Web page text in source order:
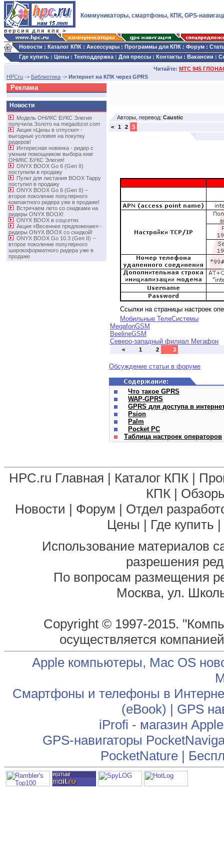
версия для кпк >
Коммуникаторы, смартфоны, КПК, GPS-
Новости : Каталог КПК : Аксессуары : Программы для КПК : Форум :
Где купить : Цены : Техподдержка : Для прессы : Контакты : Вакансии :
Читайте: МТС 945
HPCru -> Библиотека -> Интернет на КПК через GPRS
Реклама
Новости
Модель ОНИКС БУКС Элегия
получила Золото на megaobzor.com
Акция «Цены в отпуске» -
выгодные условия на покупку
ридеров!
Интересная новинка - ридер с
умным помощником выбора книг
ОНИКС БУКС Элегия!
ONYX BOOX Go 6 (Gen II)
поступили в продажу
Пульт для листания BOOX Tappy
поступил в продажу
ONYX BOOX Go 6 (Gen II) –
второе поколение популярного
компактного ридера уже в продаже!
Встречаем лето со скидками на
ридеры ONYX BOOX!
ONYX BOOX в соцсетях
Акция «Весеннее предложение» -
ридеры ONYX BOOX со скидкой!
ONYX BOOX Go 10.3 (Gen II) -­
второе поколение популярного
широкоформатного ридера уже в
продаже
Авторы, перевод: Caustic
<
1 2 3
Ссылки на страницы настроек
Мобильные ТелеСистемы
MegafonGSM
BeelineGSM
Северо-западный филиал Мегафон
< 1 2 3
Обсуждение статьи в форуме
Что такое GPRS
WAP-GPRS
GPRS для доступа в
Psion
Palm
Pocket PC
Таблица настроек операторов
HPC.ru Главная | Каталог КПК |
КПК |
Новости | Форум | Отдел
Цены | Где купить |
Использование материалов
разрешения
По вопросам размещения
Москва, ул.
Copyright © 1997-2015.
осуществляется
Apple компьютеры, Mac OS
Смартфоны и телефоны в
(eBook) | GPS
iProfi - магазин
GPS-навигаторы
PocketNature|